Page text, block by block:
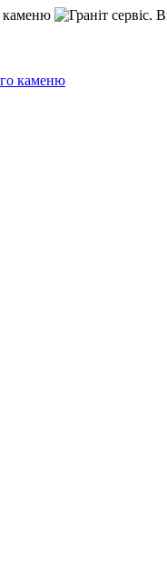
каменю